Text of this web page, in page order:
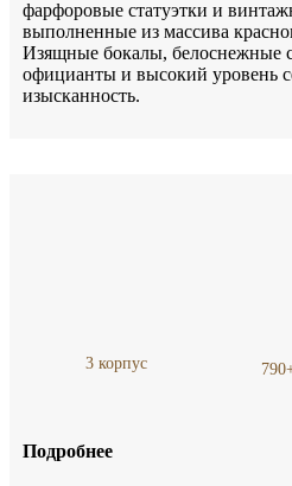
фарфоровые статуэтки и
выполненные из массива
Изящные бокалы, белоснежные
официанты и высокий уровень
изысканность.
3 корпус
Подробнее